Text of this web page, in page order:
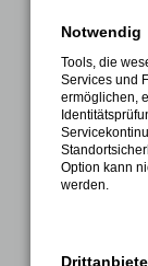
NAVIGATION
Verein
Sport
Notwendig
Tools, die
Services und
ermöglichen,
Option kann
werden.